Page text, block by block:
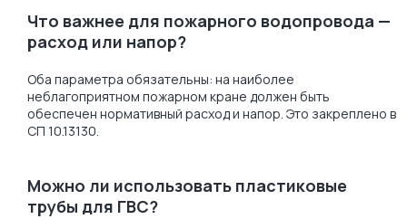
Что важнее для пожарного водопровода —
расход или напор?
Оба параметра обязательны: на наиболее
неблагоприятном пожарном кране должен быть
обеспечен нормативный расход и напор. Это закреплено в
СП 10.13130.
Можно ли использовать пластиковые
трубы для ГВС?